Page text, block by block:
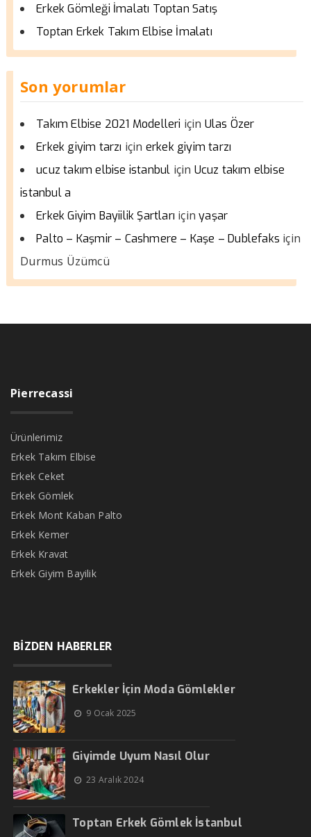
Erkek Gömleği İmalatı Toptan Satış
Toptan Erkek Takım Elbise İmalatı
Son yorumlar
Takım Elbise 2021 Modelleri için Ulas Özer
Erkek giyim tarzı için erkek giyim tarzı
ucuz takım elbise istanbul için Ucuz takım elbise
istanbul a
Erkek Giyim Bayiilik Şartları içinyaşar
Palto – Kaşmir – Cashmere – Kaşe – Dublefaks için
Durmus Üzümcü
Pierrecassi
Ürünlerimiz
Erkek Takım Elbise
Erkek Ceket
Erkek Gömlek
Erkek Mont Kaban Palto
Erkek Kemer
Erkek Kravat
Erkek Giyim Bayilik
BİZDEN HABERLER
Erkekler İçin Moda Gömlekler
9 Ocak 2025
Giyimde Uyum Nasıl Olur
23 Aralık 2024
Toptan Erkek Gömlek İstanbul